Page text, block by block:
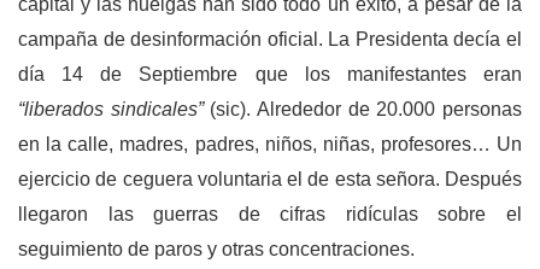
capital y las huelgas han sido todo un éxito, a pesar de la
campaña de desinformación oficial. La Presidenta decía el
día 14 de Septiembre que los manifestantes eran
“liberados sindicales”(sic). Alrededor de 20.000 personas
en la calle, madres, padres, niños, niñas, profesores… Un
ejercicio de ceguera voluntaria el de esta señora. Después
llegaron las guerras de cifras ridículas sobre el
seguimiento de paros y otras concentraciones.